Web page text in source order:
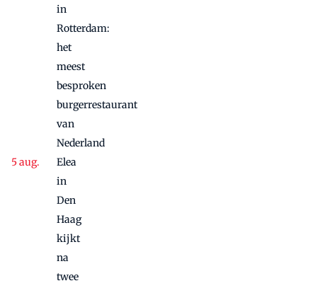
in
Rotterdam:
het
meest
besproken
burgerrestaurant
van
Nederland
Elea
in
Den
Haag
kijkt
na
twee